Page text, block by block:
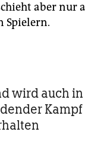
aber nur
Spielern.
wird auch